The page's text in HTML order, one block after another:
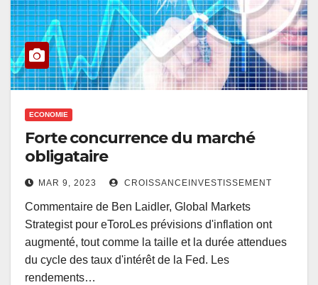
ECONOMIE
Forte concurrence du marché
obligataire
MAR 9, 2023 CROISSANCEINVESTISSEMENT
Commentaire de Ben Laidler, Global Markets
Strategist pour eToroLes prévisions d'inflation ont
augmenté, tout comme la taille et la durée attendues
du cycle des taux d'intérêt de la Fed. Les
rendements…